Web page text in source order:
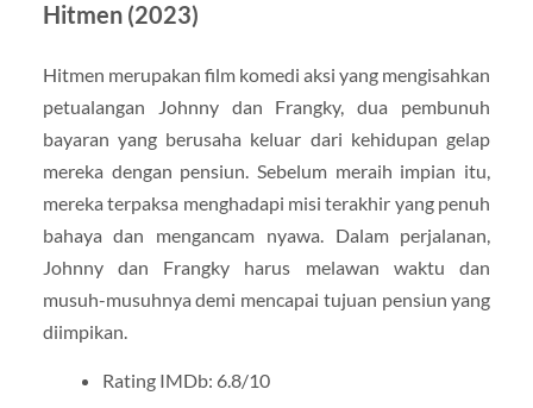
Hitmen (2023)
Hitmen merupakan film komedi aksi yang mengisahkan
petualangan Johnny dan Frangky, dua pembunuh
bayaran yang berusaha keluar dari kehidupan gelap
mereka dengan pensiun. Sebelum meraih impian itu,
mereka terpaksa menghadapi misi terakhir yang penuh
bahaya dan mengancam nyawa. Dalam perjalanan,
Johnny dan Frangky harus melawan waktu dan
musuh-musuhnya demi mencapai tujuan pensiun yang
diimpikan.
Rating IMDb: 6.8/10